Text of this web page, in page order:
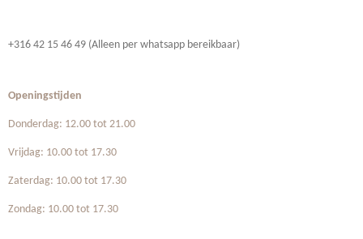
+316 42 15 46 49 (Alleen per whatsapp bereikbaar)
Openingstijden
Donderdag: 12.00 tot 21.00
Vrijdag: 10.00 tot 17.30
Zaterdag: 10.00 tot 17.30
Zondag: 10.00 tot 17.30